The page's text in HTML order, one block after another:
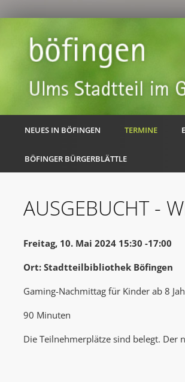
NEUES IN BÖFINGEN TERMINE
BÖFINGER BÜRGERBLÄTTLE
AUSGEBUCHT -
Freitag, 10. Mai 2024 15:30 -17:00
Ort: Stadtteilbibliothek Böfingen
Gaming-Nachmittag für Kinder ab 8
90 Minuten
Die Teilnehmerplätze sind belegt. Der